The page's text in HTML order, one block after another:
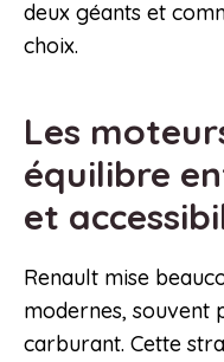
deux géants et
choix.
Les
équilibre
et
Renault mise
modernes, souvent
carburant. Cette